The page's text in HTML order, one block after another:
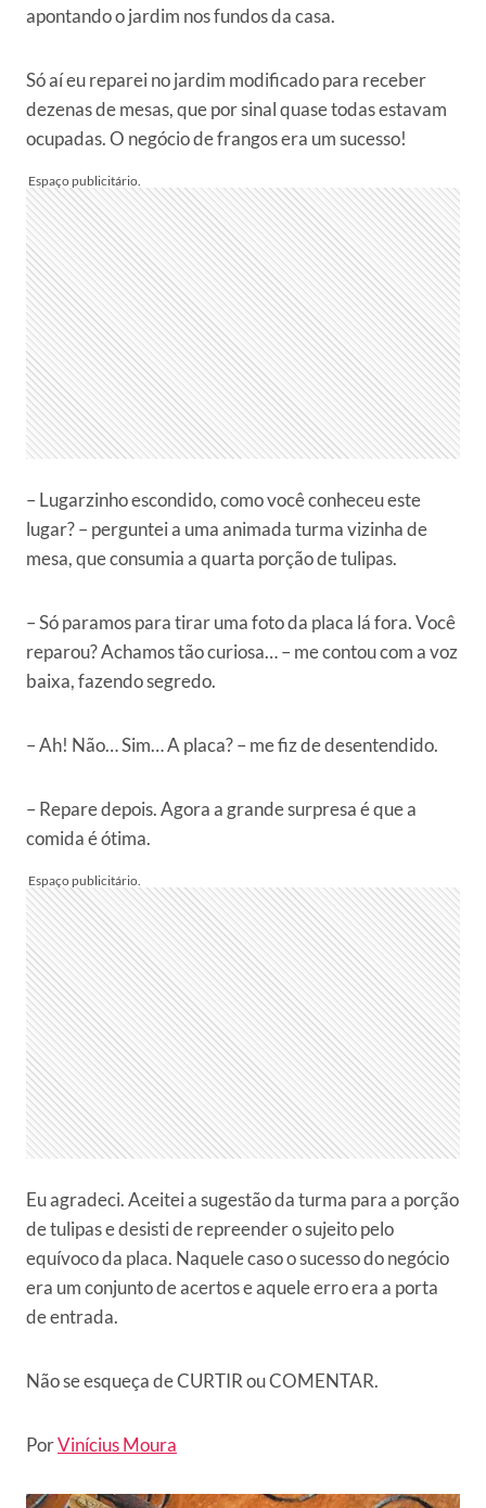
apontando o jardim nos fundos da casa.
Só aí eu reparei no jardim modificado para receber
dezenas de mesas, que por sinal quase todas estavam
ocupadas. O negócio de frangos era um sucesso!
– Lugarzinho escondido, como você conheceu este
lugar? – perguntei a uma animada turma vizinha de
mesa, que consumia a quarta porção de tulipas.
– Só paramos para tirar uma foto da placa lá fora. Você
reparou? Achamos tão curiosa… – me contou com a voz
baixa, fazendo segredo.
– Ah! Não… Sim… A placa? – me fiz de desentendido.
– Repare depois. Agora a grande surpresa é que a
comida é ótima.
Eu agradeci. Aceitei a sugestão da turma para a porção
de tulipas e desisti de repreender o sujeito pelo
equívoco da placa. Naquele caso o sucesso do negócio
era um conjunto de acertos e aquele erro era a porta
de entrada.
Não se esqueça de CURTIR ou COMENTAR.
PorVinícius Moura